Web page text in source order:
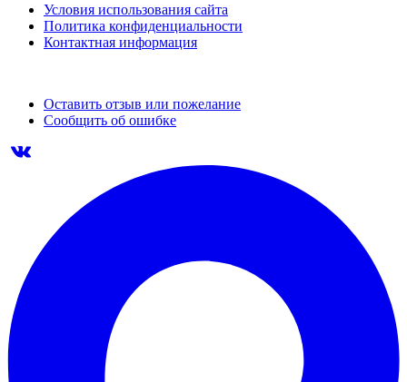
Условия использования сайта
Политика конфиденциальности
Контактная информация
Оставить отзыв или пожелание
Сообщить об ошибке